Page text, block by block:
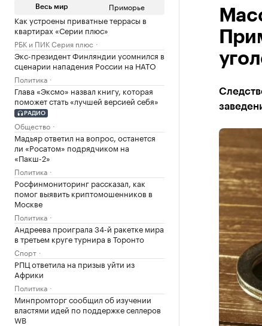
Весь мир Приморье
Как устроены приватные террасы в
квартирах «Серии плюс»
РБК и ПИК Серия плюс
Экс-президент Финляндии усомнился в
сценарии нападения России на НАТО
Политика
Глава «Эксмо» назвал книгу, которая
поможет стать «лучшей версией себя»
РАДИО
Общество
Мадьяр ответил на вопрос, останется
ли «Росатом» подрядчиком на
«Пакш-2»
Политика
Росфинмониторинг рассказал, как
помог выявить криптомошенников в
Москве
Политика
Андреева проиграла 34-й ракетке мира
в третьем круге турнира в Торонто
Спорт
РПЦ ответила на призыв уйти из
Африки
Политика
Минпромторг сообщил об изучении
властями идей по поддержке селлеров
WB